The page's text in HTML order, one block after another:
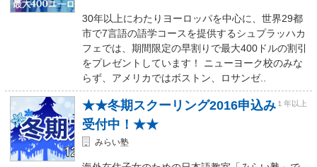
30年以上にわたりヨーロッパを中心に、世界29都
市で7言語の語学コースを提供するシュプラッハカ
フェでは、期間限定の早割りで最大400ドルの割引
をプレゼントしています！ ニューヨーク校のみな
らず、アメリカではボストン、ロサンゼ..
★★冬期スクーリング2016申込み
受付中！★★
１年以上
みらい塾